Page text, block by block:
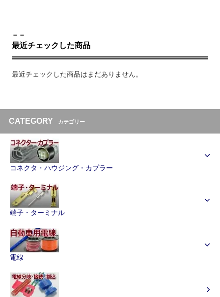
＝＝
最近チェックした商品
最近チェックした商品はまだありません。
CATEGORY カテゴリー
コネクタ・ハウジング・カプラー
端子・ターミナル
電線